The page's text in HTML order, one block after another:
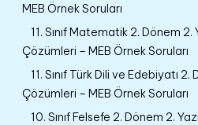
MEB Örnek Soruları
11. Sınıf Matematik 2. Dönem 2.
Çözümleri – MEB Örnek Soruları
11. Sınıf Türk Dili ve Edebiyatı 2.
Çözümleri – MEB Örnek Soruları
10. Sınıf Felsefe 2. Dönem 2.